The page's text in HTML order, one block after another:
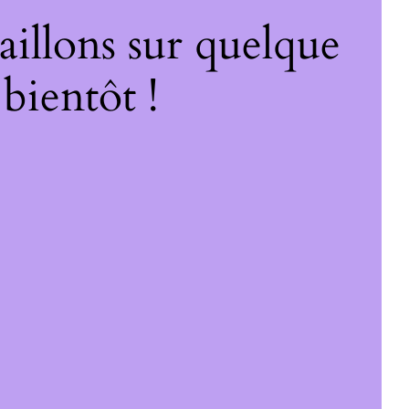
sur quelque
!